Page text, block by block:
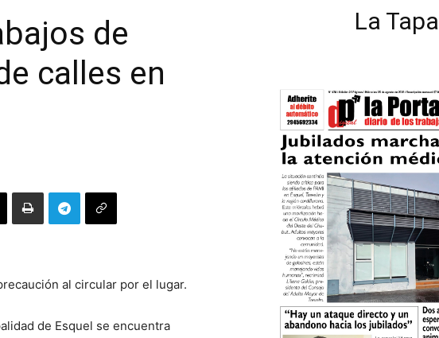
de
calles en
al circular por el lugar.
de Esquel se encuentra
La Tapa